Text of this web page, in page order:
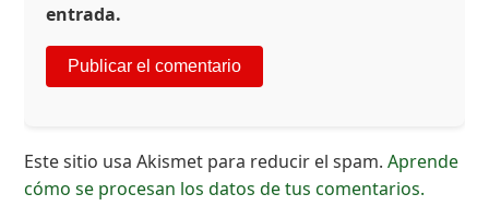
entrada.
Este sitio usa Akismet para reducir el spam.Aprende
cómo se procesan los datos de tus comentarios.